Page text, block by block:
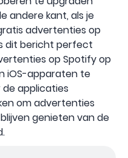
andere kant, als je
advertenties op
dit bericht perfect
op Spotify op
iOS-apparaten te
de applicaties
om advertenties
genieten van de